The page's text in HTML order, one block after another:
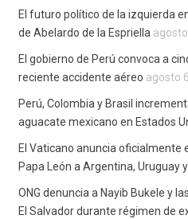
El futuro político de la izquierda
de Abelardo de la Espriella
El gobierno de Perú convoca a
reciente accidente aéreo agosto
Perú, Colombia y Brasil
aguacate mexicano en Estados
El Vaticano anuncia oficialmente
Papa León a Argentina, Uruguay
ONG denuncia a Nayib Bukele y
El Salvador durante régimen de